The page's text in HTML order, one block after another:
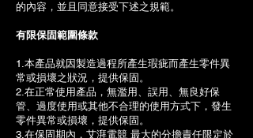
的內容，並且同意接受下述之規範。
有限保固範圍條款
1.本產品就因製造過程所產生瑕疵而產生零件異
常或損壞之狀況，提供保固。
2.在正常使用產品，無濫用、誤用、無良好保
管、過度使用或其他不合理的使用方式下，發生
零件異常或損壞，提供保固。
3.在保固期內，艾湃電競 最大的分擔責任限定於